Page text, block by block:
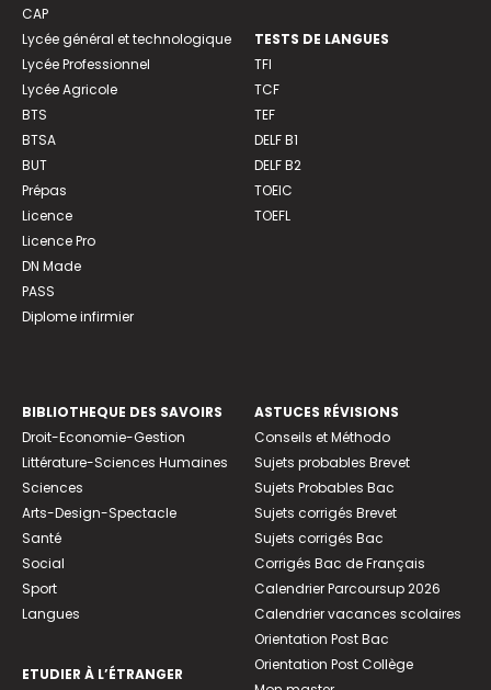
CAP
Lycée général et technologique
Lycée Professionnel
Lycée Agricole
BTS
BTSA
BUT
Prépas
Licence
Licence Pro
DN Made
PASS
Diplome infirmier
TESTS DE LANGUES
TFI
TCF
TEF
DELF B1
DELF B2
TOEIC
TOEFL
BIBLIOTHEQUE DES SAVOIRS
Droit-Economie-Gestion
Littérature-Sciences Humaines
Sciences
Arts-Design-Spectacle
Santé
Social
Sport
Langues
ETUDIER À L’ÉTRANGER
ASTUCES RÉVISIONS
Conseils et Méthodo
Sujets probables Brevet
Sujets Probables Bac
Sujets corrigés Brevet
Sujets corrigés Bac
Corrigés Bac de Français
Calendrier Parcoursup 2026
Calendrier vacances scolaires
Orientation Post Bac
Orientation Post Collège